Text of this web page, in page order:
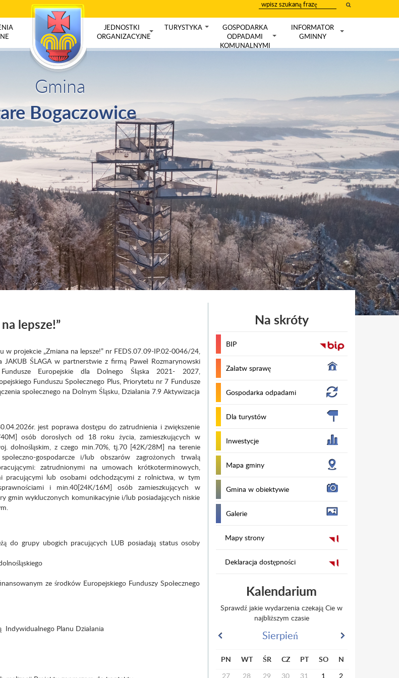
wpisz
szukany
tekst
JEDNOSTKI
ORGANIZACYJNE
TURYSTYKA
GOSPODARKA
ODPADAMI
KOMUNALNYMI
INFORMATOR
GMINNY
Gmina
Bogaczowice
lepsze!”
w projekcie „Zmiana na lepsze!” nr FEDS.07.09-IP.02-0046/24,
JAKUB ŚLAGA w partnerstwie z firmą Paweł Rozmarynowski
Europejskie dla Dolnego Śląska 2021- 2027,
Funduszu Społecznego Plus, Priorytetu nr 7 Fundusze
społecznego na Dolnym Śląsku, Działania 7.9 Aktywizacja
jest poprawa dostępu do zatrudnienia i zwiększenie
osób dorosłych od 18 roku życia, zamieszkujących w
dolnośląskim, z czego min.70%, tj.70 [42K/28M] na terenie
gospodarcze i/lub obszarów zagrożonych trwałą
zatrudnionymi na umowach krótkoterminowych,
pracującymi lub osobami odchodzącymi z rolnictwa, w tym
i min.40[24K/16M] osób zamieszkujących w
gmin wykluczonych komunikacyjnie i/lub posiadających niskie
do grupy ubogich pracujących LUB posiadają status osoby
ze środków Europejskiego Funduszy Społecznego
Planu Działania
Na skróty
BIP
Załatw sprawę
Gospodarka odpadami
Dla turystów
Inwestycje
Mapa gminy
Gmina w obiektywie
Galerie
Mapy strony
Deklaracja dostępności
Kalendarium
Sprawdź jakie wydarzenia czekają Cie w
najbliższym czasie
Sierpień
PN WT ŚR CZ PT SO
N
27
28 29 30 31 1
2